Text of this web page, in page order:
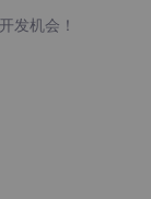
发机会！